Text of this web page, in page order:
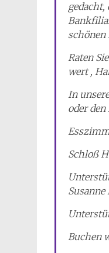
gedacht,
schönen
Raten
wert ,
In
oder
Schloß
Susanne
Buchen